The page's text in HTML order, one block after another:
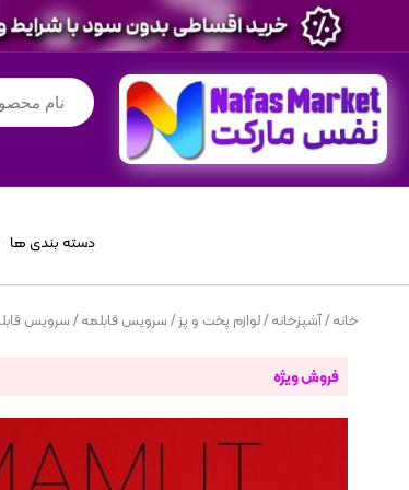
دسته بندی ها
خانه/آشپزخانه/لوازم پخت و پز/سرویس قابلمه/ سرویس قابلمه
فروش ویژه